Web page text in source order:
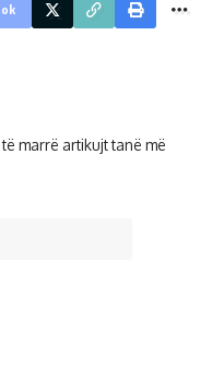
marrë artikujt tanë më